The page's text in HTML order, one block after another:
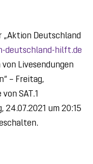
Deutschland
deutschland-hilft.de
Livesendungen
– Freitag,
SAT.1
24.07.2021 um 20:15